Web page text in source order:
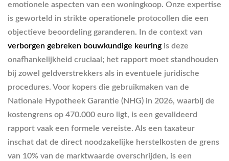
emotionele aspecten van een woningkoop. Onze expertise
is geworteld in strikte operationele protocollen die een
objectieve beoordeling garanderen. In de context van
verborgen gebreken bouwkundige keuring is deze
onafhankelijkheid cruciaal; het rapport moet standhouden
bij zowel geldverstrekkers als in eventuele juridische
procedures. Voor kopers die gebruikmaken van de
Nationale Hypotheek Garantie (NHG) in 2026, waarbij de
kostengrens op 470.000 euro ligt, is een gevalideerd
rapport vaak een formele vereiste. Als een taxateur
inschat dat de direct noodzakelijke herstelkosten de grens
van 10% van de marktwaarde overschrijden, is een